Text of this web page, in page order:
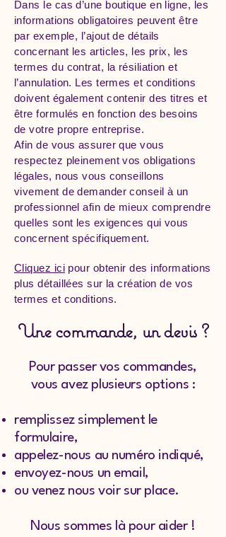
Dans le cas d’une boutique en ligne, les
informations obligatoires peuvent être
par exemple, l’ajout de détails
concernant les articles, les prix, les
termes du contrat, la résiliation et
l’annulation. Les termes et conditions
doivent également contenir des titres et
être formulés en fonction des besoins
de votre propre entreprise.
Afin de vous assurer que vous
respectez pleinement vos obligations
légales, nous vous conseillons
vivement de demander conseil à un
professionnel afin de mieux comprendre
quelles sont les exigences qui vous
concernent spécifiquement.
Cliquez icipour obtenir des informations
plus détaillées sur la création de vos
termes et conditions.
Une commande, un devis ?
Pour passer vos commandes,
vous avez plusieurs options :
remplissez simplement le
formulaire,
appelez-nous au numéro indiqué,
envoyez-nous un email,
ou venez nous voir sur place.
Nous sommes là pour aider !